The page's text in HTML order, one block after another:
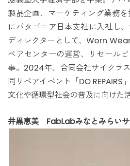
製品企画、マーケティング業務
にパタゴニア日本支社に入社し
ディレクターとして、Worn
ペアセンターの運営、リセール
事。2024年、合同会社サイクラ
同リペアイベント「DO REPAIRS
文化や循環型社会の普及に向けた
井黒恵美 FabLabみなとみらいサ